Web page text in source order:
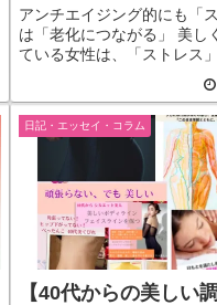
美しさを。
アンチエイジング的にも「ス
は「老化につながる」 美し
ている女性は、「ストレス
き合いが上手でいらっしゃ
ら、 ここでは、さらに「知
ていただくべく♪
日記・エッセイ・コラム
【40代からの美しい